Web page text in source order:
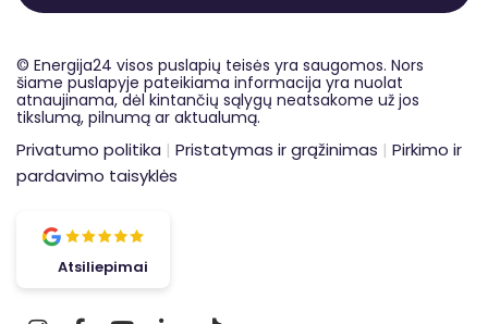
© Energija24 visos puslapių teisės yra saugomos. Nors
šiame puslapyje pateikiama informacija yra nuolat
atnaujinama, dėl kintančių sąlygų neatsakome už jos
tikslumą, pilnumą ar aktualumą.
Privatumo politika | Pristatymas ir grąžinimas | Pirkimo ir
pardavimo taisyklės
Atsiliepimai